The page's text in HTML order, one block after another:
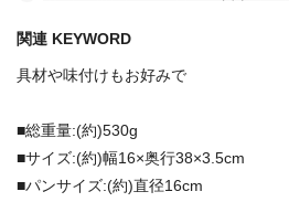
関連 KEYWORD
具材や味付けもお好みで
■総重量:(約)530g
■サイズ:(約)幅16×奥行38×3.5cm
■パンサイズ:(約)直径16cm